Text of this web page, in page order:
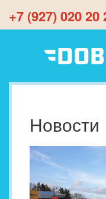
+7 (927) 020 20
Новости